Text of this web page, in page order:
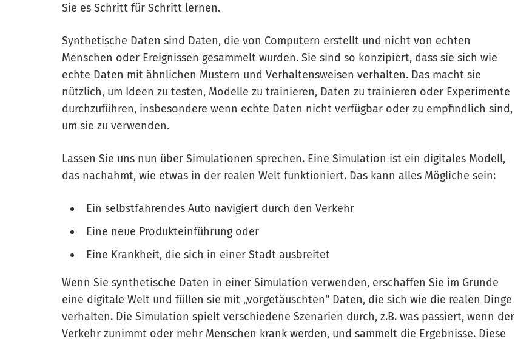
Sie es Schritt für Schritt lernen.
Synthetische Daten sind Daten, die von Computern erstellt und nicht von echten
Menschen oder Ereignissen gesammelt wurden. Sie sind so konzipiert, dass sie sich wie
echte Daten mit ähnlichen Mustern und Verhaltensweisen verhalten. Das macht sie
nützlich, um Ideen zu testen, Modelle zu trainieren, Daten zu trainieren oder Experimente
durchzuführen, insbesondere wenn echte Daten nicht verfügbar oder zu empfindlich sind,
um sie zu verwenden.
Lassen Sie uns nun über Simulationen sprechen. Eine Simulation ist ein digitales Modell,
das nachahmt, wie etwas in der realen Welt funktioniert. Das kann alles Mögliche sein:
Ein selbstfahrendes Auto navigiert durch den Verkehr
Eine neue Produkteinführung oder
Eine Krankheit, die sich in einer Stadt ausbreitet
Wenn Sie synthetische Daten in einer Simulation verwenden, erschaffen Sie im Grunde
eine digitale Welt und füllen sie mit „vorgetäuschten“ Daten, die sich wie die realen Dinge
verhalten. Die Simulation spielt verschiedene Szenarien durch, z.B. was passiert, wenn der
Verkehr zunimmt oder mehr Menschen krank werden, und sammelt die Ergebnisse. Diese